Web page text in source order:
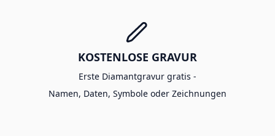
KOSTENLOSE GRAVUR
Erste Diamantgravur gratis -
Namen, Daten, Symbole oder Zeichnungen